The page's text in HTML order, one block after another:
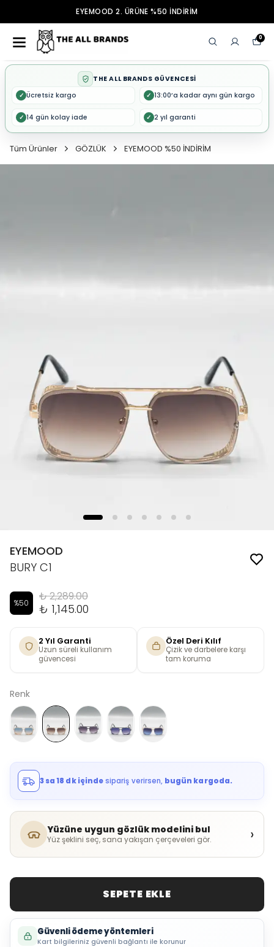
EYEMOOD 2. ÜRÜNE %50 İNDİRİM
0
THE ALL BRANDS GÜVENCESİ
✓ Ücretsiz kargo ✓ 13:00’a kadar aynı gün kargo
✓ 14 gün kolay iade ✓ 2 yıl garanti
Tüm Ürünler GÖZLÜK EYEMOOD %50 İNDİRİM
EYEMOOD
BURY C1
%50 ₺ 2,289.00
₺ 1,145.00
2 Yıl Garanti
Uzun süreli kullanım
güvencesi
Özel Deri Kılıf
Çizik ve darbelere karşı
tam koruma
Renk
3 sa 18 dk içindesipariş verirsen, bugün kargoda.
Yüzüne uygun gözlük modelini bul
Yüz şeklini seç, sana yakışan çerçeveleri gör. ›
SEPETE EKLE
Güvenli ödeme yöntemleri
Kart bilgileriniz güvenli bağlantı ile korunur